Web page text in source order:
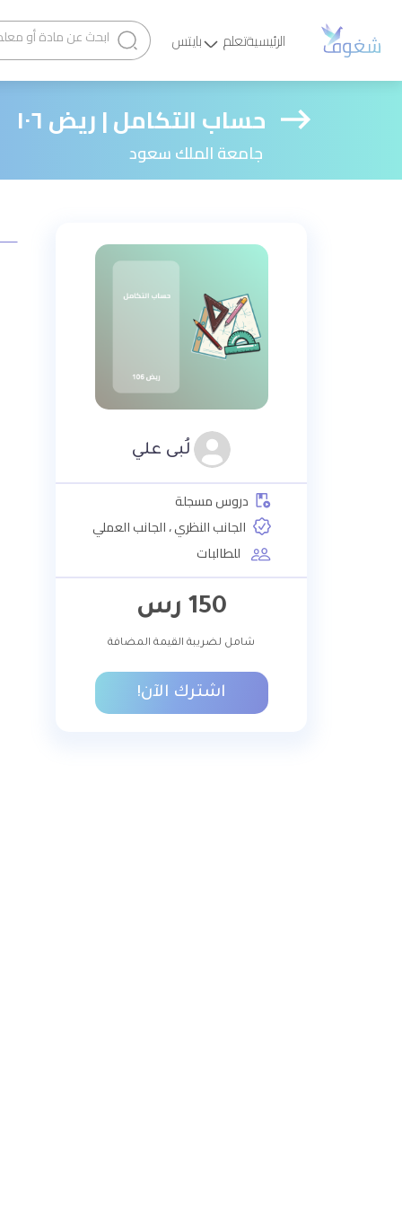
الرئيسيةتعلم بايتس
حساب التكامل | ريض ١٠٦
جامعة الملك سعود
لُبى علي
دروس مسجلة
الجانب النظري ، الجانب العملي
للطالبات
150 رس
شامل لضريبة القيمة المضافة
اشترك الآن!